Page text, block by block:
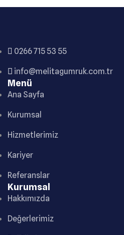
0266 715 53 55
info@melitagumruk.com.tr
Menü
Ana Sayfa
Kurumsal
Hizmetlerimiz
Kariyer
Referanslar
Kurumsal
Hakkımızda
Değerlerimiz